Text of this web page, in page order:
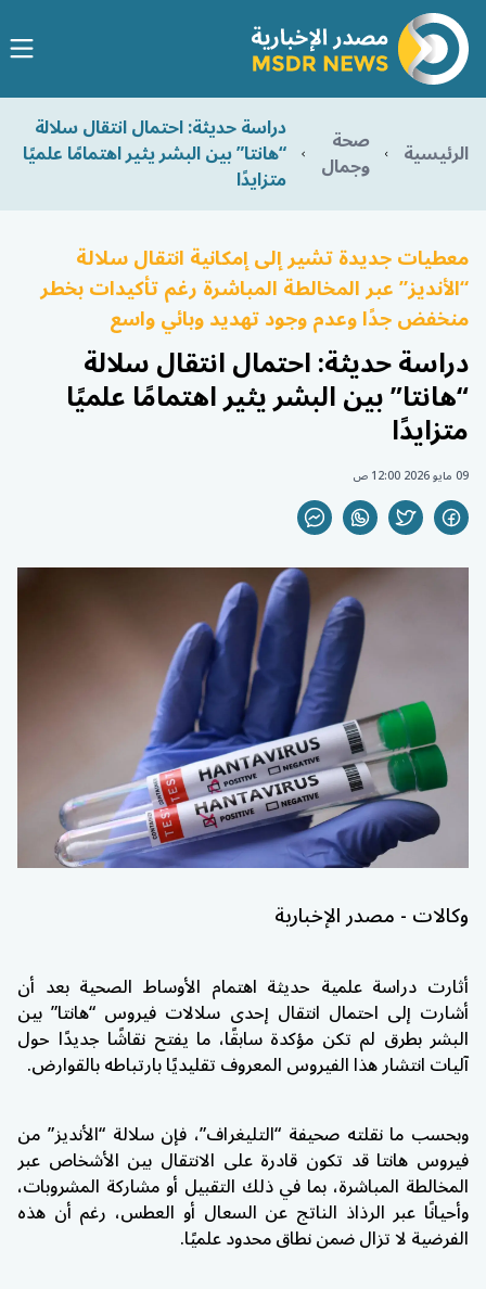
الرئيسية صحة
وجمال
دراسة حديثة: احتمال انتقال سلالة
“هانتا” بين البشر يثير اهتمامًا علميًا
متزايدًا
معطيات جديدة تشير إلى إمكانية انتقال سلالة
“الأنديز” عبر المخالطة المباشرة رغم تأكيدات بخطر
منخفض جدًا وعدم وجود تهديد وبائي واسع
دراسة حديثة: احتمال انتقال سلالة
“هانتا” بين البشر يثير اهتمامًا علميًا
متزايدًا
09 مايو 2026 12:00 ص
وكالات - مصدر الإخبارية
أثارت دراسة علمية حديثة اهتمام الأوساط الصحية بعد أن
أشارت إلى احتمال انتقال إحدى سلالات فيروس “هانتا” بين
البشر بطرق لم تكن مؤكدة سابقًا، ما يفتح نقاشًا جديدًا حول
آليات انتشار هذا الفيروس المعروف تقليديًا بارتباطه بالقوارض.
وبحسب ما نقلته صحيفة “التليغراف”، فإن سلالة “الأنديز” من
فيروس هانتا قد تكون قادرة على الانتقال بين الأشخاص عبر
المخالطة المباشرة، بما في ذلك التقبيل أو مشاركة المشروبات،
وأحيانًا عبر الرذاذ الناتج عن السعال أو العطس، رغم أن هذه
الفرضية لا تزال ضمن نطاق محدود علميًا.